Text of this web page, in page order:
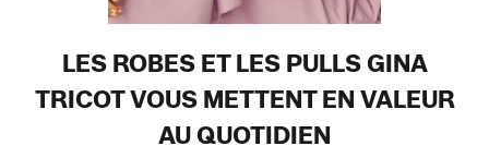
LES ROBES ET LES PULLS GINA
TRICOT VOUS METTENT EN VALEUR
AU QUOTIDIEN